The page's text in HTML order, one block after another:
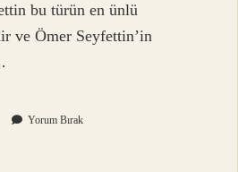
bu türün en ünlü
ve Ömer Seyfettin’in
Yorum Bırak